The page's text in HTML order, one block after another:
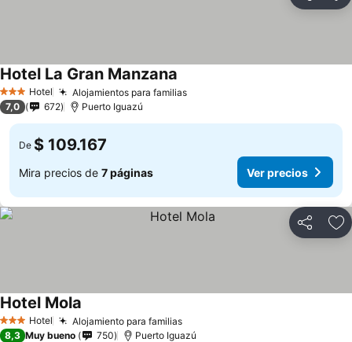
3 Estrellas
Hotel Alojamientos para familiasVer precios
Hotel La Gran Manzana
7,0 672 Puerto Iguazú
De $ 109.167
Mira precios de 7 páginas Ver precios
Compartir
3 Estrellas
Hotel Alojamiento para familiasVer precios
Hotel Mola
8,3 Muy bueno 750 Puerto Iguazú